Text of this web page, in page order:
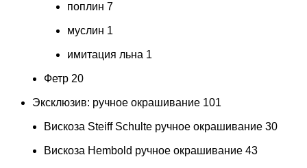
поплин 7
муслин 1
имитация льна 1
Фетр 20
Эксклюзив: ручное окрашивание 101
Вискоза Steiff Schulte ручное окрашивание 30
Вискоза Hembold ручное окрашивание 43